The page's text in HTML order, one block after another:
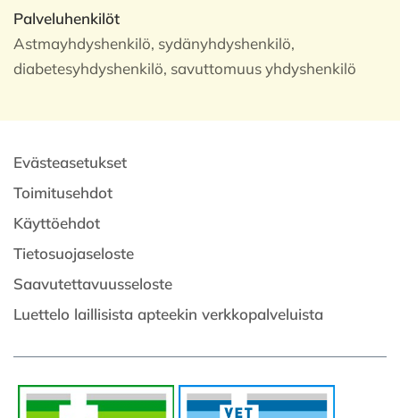
Palveluhenkilöt
Astmayhdyshenkilö, sydänyhdyshenkilö,
diabetesyhdyshenkilö, savuttomuus yhdyshenkilö
Evästeasetukset
Toimitusehdot
Käyttöehdot
Tietosuojaseloste
Saavutettavuusseloste
Luettelo laillisista apteekin verkkopalveluista